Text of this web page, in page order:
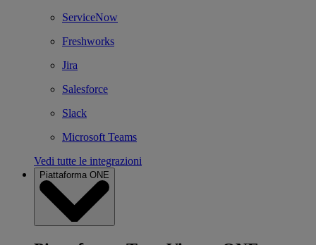
ServiceNow
Freshworks
Jira
Salesforce
Slack
Microsoft Teams
Vedi tutte le integrazioni
Piattaforma ONE